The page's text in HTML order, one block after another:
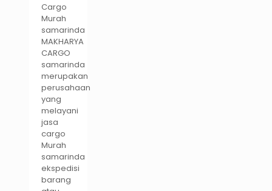
Cargo
Murah
samarinda
MAKHARYA
CARGO
samarinda
merupakan
perusahaan
yang
melayani
jasa
cargo
Murah
samarinda
ekspedisi
barang